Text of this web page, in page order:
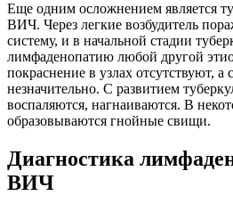
Еще одним осложнением является
ВИЧ. Через легкие возбудитель
систему, и в начальной стадии
лимфаденопатию любой другой
покраснение в узлах отсутствуют,
незначительно. С развитием
воспаляются, нагнаиваются. В
образовываются гнойные свищи.
Диагностика
ВИЧ